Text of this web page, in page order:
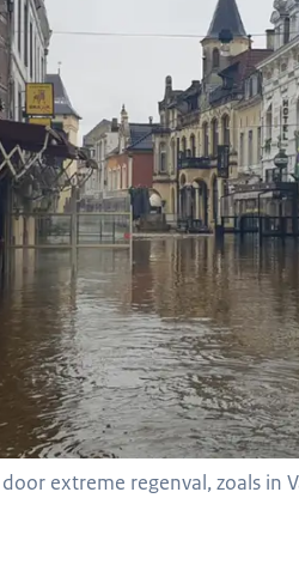
extreme regenval, zoals in